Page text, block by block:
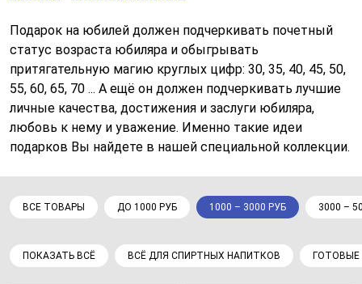
Подарок на юбилей должен подчеркивать почетный
статус возраста юбиляра и обыгрывать
притягательную магию круглых цифр: 30, 35, 40, 45, 50,
55, 60, 65, 70 ... А ещё он должен подчеркивать лучшие
личные качества, достижения и заслуги юбиляра,
любовь к нему и уважение. Именно такие идеи
подарков Вы найдете в нашей специальной коллекции.
ВСЕ ТОВАРЫ ДО 1000 РУБ 1000 – 3000 РУБ 3000 –
ПОКАЗАТЬ ВСЁ ВСЁ ДЛЯ СПИРТНЫХ НАПИТКОВ